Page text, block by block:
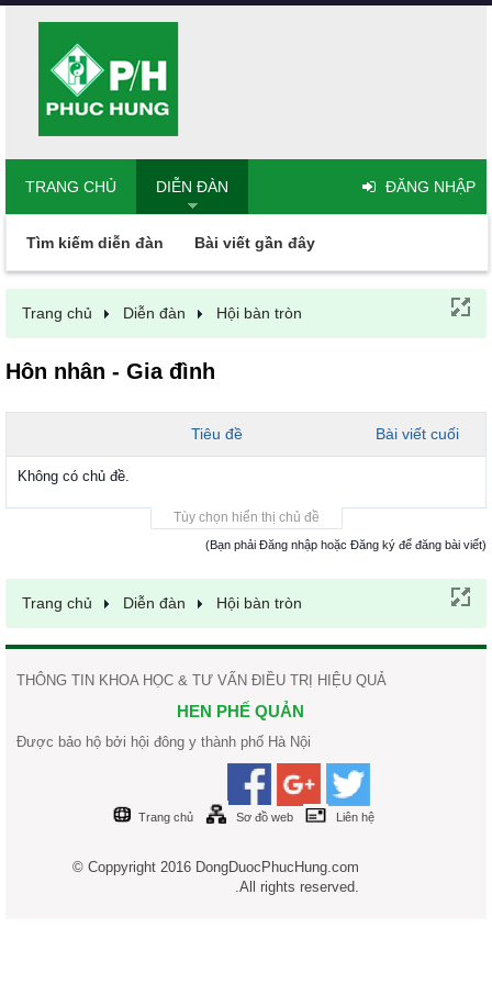
Trang chủ Diễn đàn Hội bàn tròn
Hôn nhân - Gia đình
Tiêu đề Bài viết cuối
Không có chủ đề.
Tùy chọn hiển thị chủ đề
(Bạn phải Đăng nhập hoặc Đăng ký để đăng bài viết)
Trang chủ Diễn đàn Hội bàn tròn
TRANG CHỦ DIỄN ĐÀN
Tìm kiếm diễn đàn Bài viết gần đây
ĐĂNG NHẬP
THÔNG TIN KHOA HỌC & TƯ VẤN ĐIỀU TRỊ HIỆU QUẢ
HEN PHẾ QUẢN
Được bảo hộ bởi hội đông y thành phố Hà Nội
Trang chủ Sơ đồ web Liên hệ
© Coppyright 2016 DongDuocPhucHung.com
.All rights reserved.